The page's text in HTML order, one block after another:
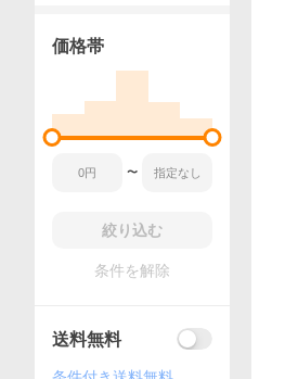
価格帯
〜
絞り込む
条件を解除
送料無料